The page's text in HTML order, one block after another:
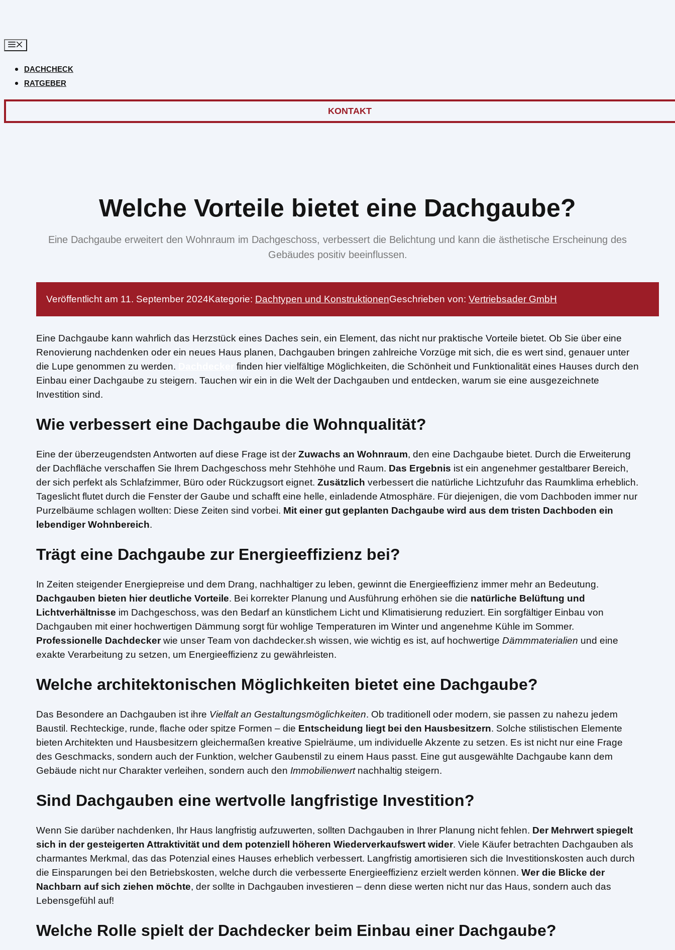
springen
DACHCHECK
RATGEBER
KONTAKT
Welche Vorteile bietet eine Dachgaube?
Eine Dachgaube erweitert den Wohnraum im Dachgeschoss, verbessert die Belichtung und kann die ästhetische Erscheinung des
Gebäudes positiv beeinflussen.
Veröffentlicht am 11. September 2024Kategorie: Dachtypen und KonstruktionenGeschrieben von: Vertriebsader GmbH
Eine Dachgaube kann wahrlich das Herzstück eines Daches sein, ein Element, das nicht nur praktische Vorteile bietet. Ob Sie über eine
Renovierung nachdenken oder ein neues Haus planen, Dachgauben bringen zahlreiche Vorzüge mit sich, die es wert sind, genauer unter
die Lupe genommen zu werden.
finden hier vielfältige Möglichkeiten, die Schönheit und Funktionalität eines Hauses durch den
Einbau einer Dachgaube zu steigern. Tauchen wir ein in die Welt der Dachgauben und entdecken, warum sie eine ausgezeichnete
Investition sind.
Wie verbessert eine Dachgaube die Wohnqualität?
Eine der überzeugendsten Antworten auf diese Frage ist der Zuwachs an Wohnraum, den eine Dachgaube bietet. Durch die Erweiterung
der Dachfläche verschaffen Sie Ihrem Dachgeschoss mehr Stehhöhe und Raum. Das Ergebnis ist ein angenehmer gestaltbarer Bereich,
der sich perfekt als Schlafzimmer, Büro oder Rückzugsort eignet. Zusätzlich verbessert die natürliche Lichtzufuhr das Raumklima erheblich.
Tageslicht flutet durch die Fenster der Gaube und schafft eine helle, einladende Atmosphäre. Für diejenigen, die vom Dachboden immer nur
Purzelbäume schlagen wollten: Diese Zeiten sind vorbei. Mit einer gut geplanten Dachgaube wird aus dem tristen Dachboden ein
lebendiger Wohnbereich.
Trägt eine Dachgaube zur Energieeffizienz bei?
In Zeiten steigender Energiepreise und dem Drang, nachhaltiger zu leben, gewinnt die Energieeffizienz immer mehr an Bedeutung.
Dachgauben bieten hier deutliche Vorteile. Bei korrekter Planung und Ausführung erhöhen sie die natürliche Belüftung und
Lichtverhältnisse im Dachgeschoss, was den Bedarf an künstlichem Licht und Klimatisierung reduziert. Ein sorgfältiger Einbau von
Dachgauben mit einer hochwertigen Dämmung sorgt für wohlige Temperaturen im Winter und angenehme Kühle im Sommer.
Professionelle Dachdeckerwie unser Team von dachdecker.sh wissen, wie wichtig es ist, auf hochwertige Dämmmaterialien und eine
exakte Verarbeitung zu setzen, um Energieeffizienz zu gewährleisten.
Welche architektonischen Möglichkeiten bietet eine Dachgaube?
Das Besondere an Dachgauben ist ihre Vielfalt an Gestaltungsmöglichkeiten. Ob traditionell oder modern, sie passen zu nahezu jedem
Baustil. Rechteckige, runde, flache oder spitze Formen – die Entscheidung liegt bei den Hausbesitzern. Solche stilistischen Elemente
bieten Architekten und Hausbesitzern gleichermaßen kreative Spielräume, um individuelle Akzente zu setzen. Es ist nicht nur eine Frage
des Geschmacks, sondern auch der Funktion, welcher Gaubenstil zu einem Haus passt. Eine gut ausgewählte Dachgaube kann dem
Gebäude nicht nur Charakter verleihen, sondern auch den Immobilienwertnachhaltig steigern.
Sind Dachgauben eine wertvolle langfristige Investition?
Wenn Sie darüber nachdenken, Ihr Haus langfristig aufzuwerten, sollten Dachgauben in Ihrer Planung nicht fehlen. Der Mehrwert spiegelt
sich in der gesteigerten Attraktivität und dem potenziell höheren Wiederverkaufswert wider. Viele Käufer betrachten Dachgauben als
charmantes Merkmal, das das Potenzial eines Hauses erheblich verbessert. Langfristig amortisieren sich die Investitionskosten auch durch
die Einsparungen bei den Betriebskosten, welche durch die verbesserte Energieeffizienz erzielt werden können. Wer die Blicke der
Nachbarn auf sich ziehen möchte, der sollte in Dachgauben investieren – denn diese werten nicht nur das Haus, sondern auch das
Lebensgefühl auf!
Welche Rolle spielt der Dachdecker beim Einbau einer Dachgaube?